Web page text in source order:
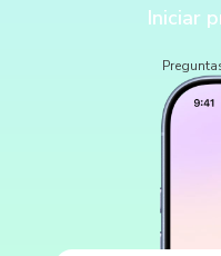
Iniciar